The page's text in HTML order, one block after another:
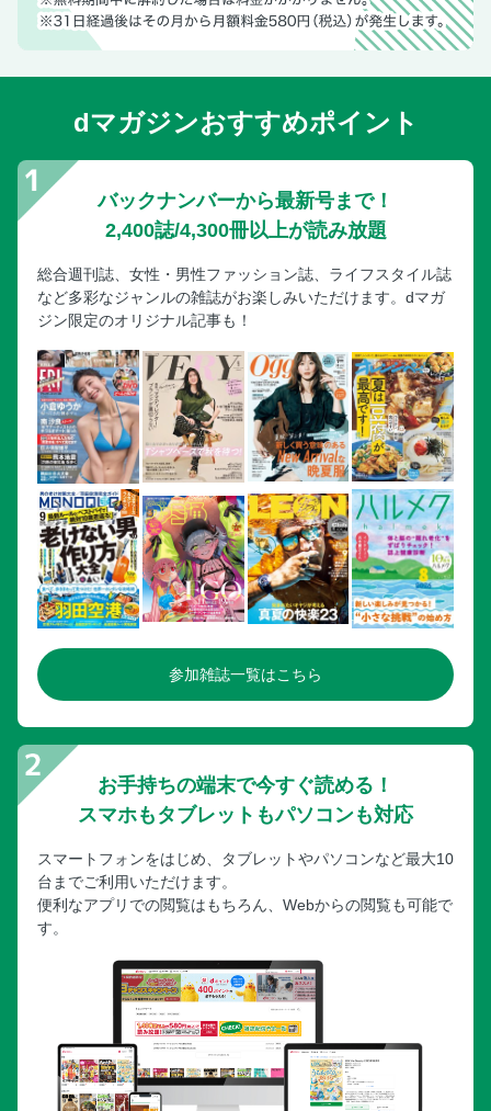
dマガジンおすすめポイント
バックナンバーから最新号まで！
2,400誌/4,300冊以上が読み放題
総合週刊誌、女性・男性ファッション誌、ライフスタイル誌
など多彩なジャンルの雑誌がお楽しみいただけます。dマガ
ジン限定のオリジナル記事も！
参加雑誌一覧はこちら
お手持ちの端末で今すぐ読める！
スマホもタブレットもパソコンも対応
スマートフォンをはじめ、タブレットやパソコンなど最大10
台までご利用いただけます。
便利なアプリでの閲覧はもちろん、Webからの閲覧も可能で
す。